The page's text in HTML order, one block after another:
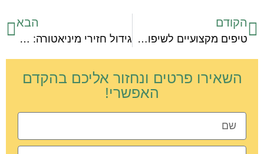
הקודם
טיפים מקצועיים לשיפור טיפוח האקווריום: מה עושים כשיש בעיות?
הבא
גידול חזירי מיניאטורה: טיפים חיוניים להצלחה
השאירו פרטים ונחזור אליכם בהקדם
האפשרי!